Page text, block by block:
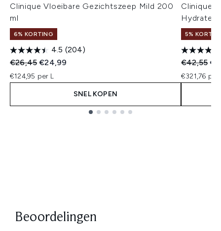
Clinique Vloeibare Gezichtszeep Mild 200
ml
6% KORTING
4.5 (204)
Recommended Retail Price:
€26,45Huidige prijs:
€24,99
€124,95 per L
SNEL KOPEN
Clinique
5%
€42,55
€321,76 per